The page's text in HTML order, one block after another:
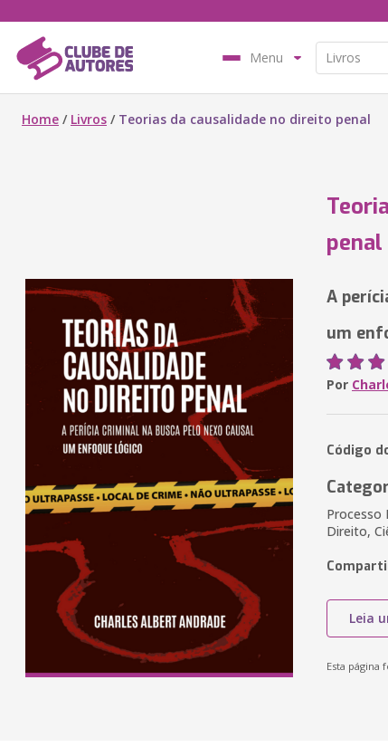
Menu
Home / Livros / Teorias da causalidade no direito penal
penal
A
um
Por
Código
Processo
Direito,
Leia
Esta página